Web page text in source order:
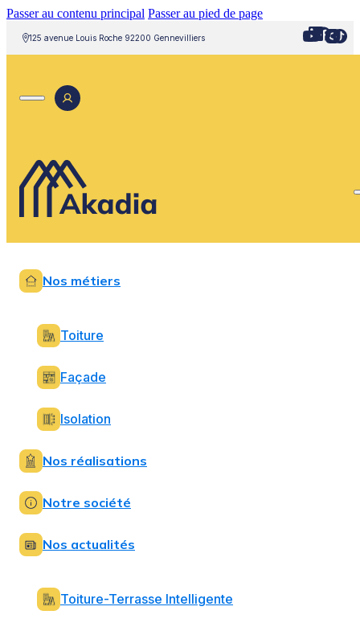
Passer au contenu principal Passer au pied de page
125 avenue Louis Roche 92200 Gennevilliers
Nos métiers
Toiture
Façade
Isolation
Nos réalisations
Notre société
Nos actualités
Toiture-Terrasse Intelligente